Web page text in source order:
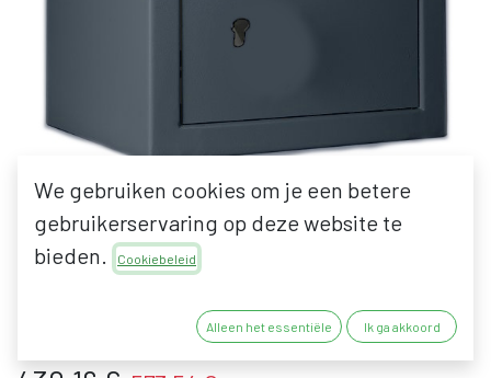
BENTEC PT 1 KLUIS MET
PC-SLOT MET GLEUF
We gebruiken cookies om je een betere
gebruikerservaring op deze website te
bieden.
Cookiebeleid
Alleen het essentiële Ik ga akkoord